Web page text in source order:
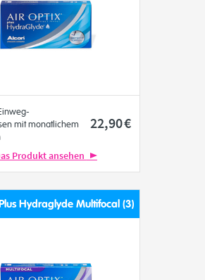
mit monatlichem
22,90€
Produkt ansehen
Hydraglyde Multifocal (3)